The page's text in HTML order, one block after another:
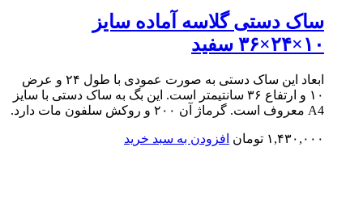
ساک دستی گلاسه آماده سایز
ابعاد این ساک دستی به صورت عمودی با طول ۲۴ و عرض
۱۰ و ارتفاع ۳۶ سانتیمتر است. این بگ به ساک دستی با سایز
۱,۴۳۰,۰۰۰ تومان افزودن به سبد خرید